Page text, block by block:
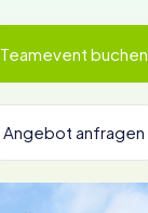
NL
Tickets buchen
Teamevent buchen
Angebot anfragen